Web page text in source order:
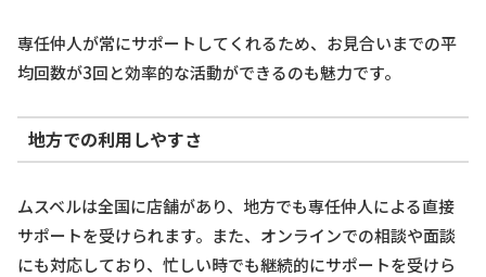
専任仲人が常にサポートしてくれるため、お見合いまでの平
均回数が3回と効率的な活動ができるのも魅力です。
地方での利用しやすさ
ムスベルは全国に店舗があり、地方でも専任仲人による直接
サポートを受けられます。また、オンラインでの相談や面談
にも対応しており、忙しい時でも継続的にサポートを受けら